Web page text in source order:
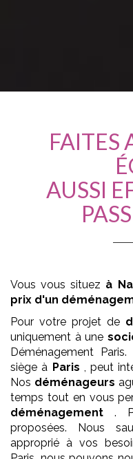
FAITES
AUSSI
Vous vous situez à
prix d'un
Pour votre projet de
uniquement à une
Déménagement Paris.
siège à Paris , peut
Nos déménageurs
temps tout en vous
déménagement .
proposées. Nous
approprié à vos